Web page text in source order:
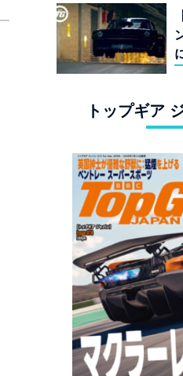
トップギア